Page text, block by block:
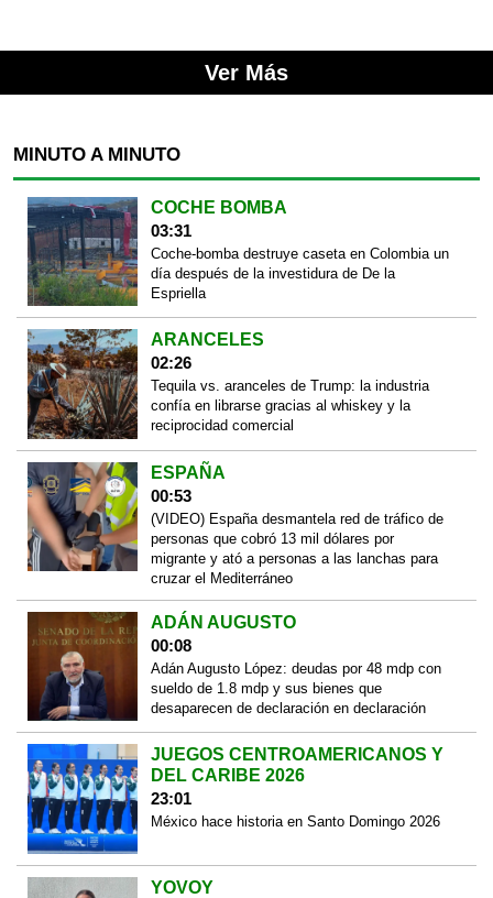
Ver Más
MINUTO A MINUTO
COCHE BOMBA
03:31
Coche-bomba destruye caseta en Colombia un
día después de la investidura de De la
Espriella
ARANCELES
02:26
Tequila vs. aranceles de Trump: la industria
confía en librarse gracias al whiskey y la
reciprocidad comercial
ESPAÑA
00:53
(VIDEO) España desmantela red de tráfico de
personas que cobró 13 mil dólares por
migrante y ató a personas a las lanchas para
cruzar el Mediterráneo
ADÁN AUGUSTO
00:08
Adán Augusto López: deudas por 48 mdp con
sueldo de 1.8 mdp y sus bienes que
desaparecen de declaración en declaración
JUEGOS CENTROAMERICANOS Y
DEL CARIBE 2026
23:01
México hace historia en Santo Domingo 2026
YOVOY